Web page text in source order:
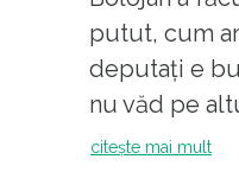
plătesc (când
nu pentru că
taxe și servicii
statul ca pe un
putut, cum
deputați e
nu văd pe
mai mult.,
citește mai mult